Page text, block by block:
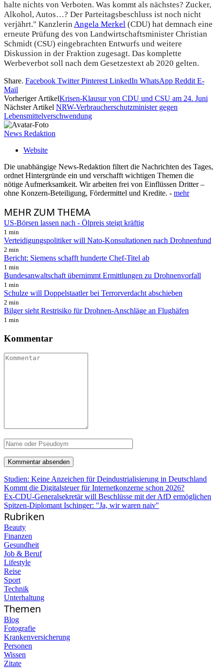
halte nichts von Verboten. Was kommt als nächstes? Zucker,
Alkohol, Autos…? Der Parteitagsbeschluss ist noch nicht
verjährt." Kanzlerin Angela Merkel (CDU) hat demnach eine
erneute Prüfung des von Landwirtschaftsminister Christian
Schmidt (CSU) eingebrachten Entwurfs und weitere
Diskussion in der Fraktion zugesagt. Das komplette
Werbeverbot soll nach dem Gesetzestext ab 2020 gelten.
Share. Facebook Twitter Pinterest LinkedIn WhatsApp Reddit E-
Mail
Vorheriger ArtikelKrisen-Klausur von CDU und CSU am 24. Juni
Nächster Artikel NRW-Verbraucherschutzminister gegen
Lebensmittelverschwendung
News Redaktion
Website
Die unabhängige News-Redaktion filtert die Nachrichten des Tages,
ordnet Hintergründe ein und verschafft wichtigen Themen die
nötige Aufmerksamkeit. Wir arbeiten frei von Einflüssen Dritter –
ohne Konzern-Beteiligung, Fördermittel und Kredite. - mehr
MEHRZUM THEMA
US-Börsen lassen nach - Ölpreis steigt kräftig
1 min
Verteidigungspolitiker will Nato-Konsultationen nach Drohnenfund
2 min
Bericht: Siemens schafft hunderte Chef-Titel ab
1 min
Bundesanwaltschaft übernimmt Ermittlungen zu Drohnenvorfall
1 min
Schulze will Doppelstaatler bei Terrorverdacht abschieben
2 min
Bilger sieht Restrisiko für Drohnen-Anschläge an Flughäfen
1 min
Kommentar
Studien: Keine Anzeichen für Deindustrialisierung in Deutschland
Kommt die Digitalsteuer für Internetkonzerne schon 2026?
Ex-CDU-Generalsekretär will Beschlüsse mit der AfD ermöglichen
Spitzen-Diplomant Ischinger: "Ja, wir waren naiv"
Rubriken
Beauty
Finanzen
Gesundheit
Job & Beruf
Lifestyle
Reise
Sport
Technik
Unterhaltung
Themen
Blog
Fotografie
Krankenversicherung
Personen
Wissen
Zitate